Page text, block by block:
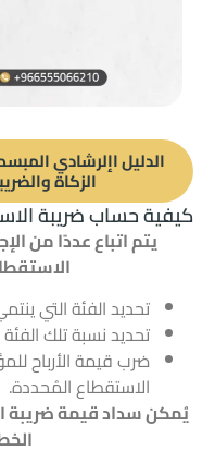
الدليل اإلرشادي
الزكاة
كيفية حساب ضريبة
يتم اتباع عددًا من
تحديد الفئة التي
تحديد نسبة تلك
ضرب قيمة الأرباح
الاستقطاع المُحددة.
يُمكن سداد قيمة ضريبة